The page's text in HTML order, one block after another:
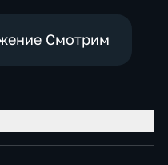
Смотрим